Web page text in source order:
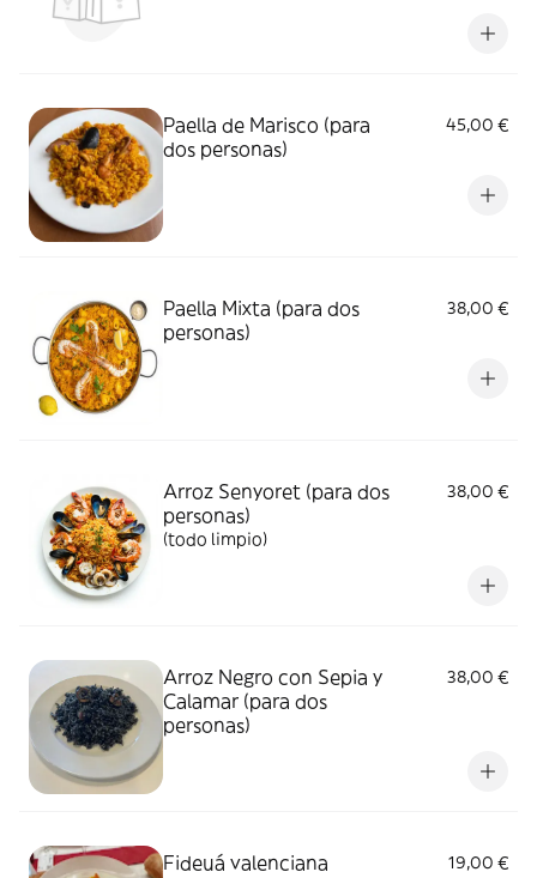
Paella de Marisco (para
dos personas)
45,00 €
Paella Mixta (para dos
personas)
38,00 €
Arroz Senyoret (para dos
personas)
38,00 €
(todo limpio)
Arroz Negro con Sepia y
Calamar (para dos
personas)
38,00 €
Fideuá valenciana 19,00 €